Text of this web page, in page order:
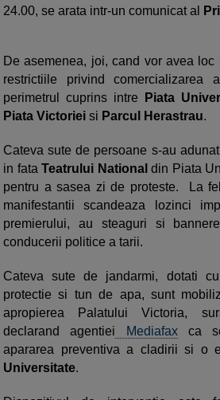
24.00, se arata intr-un comunicat al
De asemenea, joi, cand vor avea
restrictiile privind comercializarea
perimetrul cuprins intre
Piata
Piata Victoriei si Parcul Herastrau.
Cateva sute de persoane s-au
in fata Teatrului National din Piata
pentru a sasea zi de proteste. La
manifestantii scandeaza lozinci
premierului, au steaguri si
conducerii politice a tarii.
Cateva sute de jandarmi, dotati
protectie si tun de apa, sunt
apropierea Palatului Victoria,
declarand agentiei Mediafaxca
apararea preventiva a cladirii si o
Universitate.